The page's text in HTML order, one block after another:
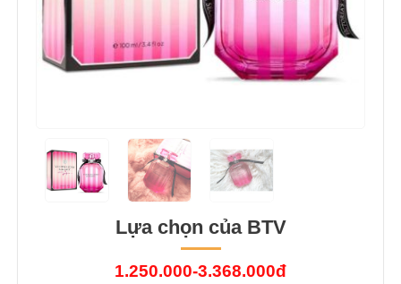
Lựa chọn của BTV
1.250.000-3.368.000đ